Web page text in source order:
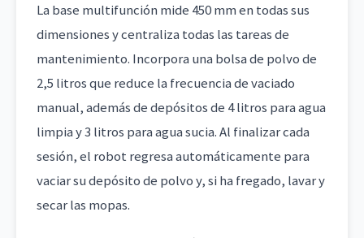
La base multifunción mide 450 mm en todas sus
dimensiones y centraliza todas las tareas de
mantenimiento. Incorpora una bolsa de polvo de
2,5 litros que reduce la frecuencia de vaciado
manual, además de depósitos de 4 litros para agua
limpia y 3 litros para agua sucia. Al finalizar cada
sesión, el robot regresa automáticamente para
vaciar su depósito de polvo y, si ha fregado, lavar y
secar las mopas.